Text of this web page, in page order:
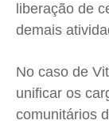
liberação de
demais
No caso de
unificar os
comunitários